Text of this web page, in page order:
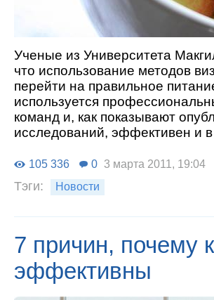
Ученые из Университета
что использование методов
перейти на правильное
используется
команд и, как показывают
исследований, эффективен и
105 336 0 3 марта 2011, 19:04
Тэги: Новости
7 причин, почему
эффективны